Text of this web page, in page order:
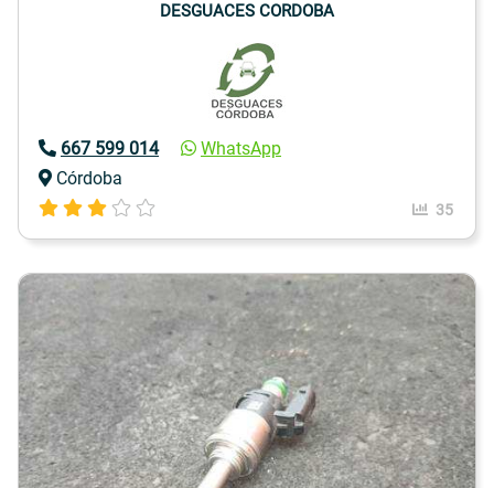
DESGUACES CORDOBA
667 599 014
WhatsApp
Córdoba
35